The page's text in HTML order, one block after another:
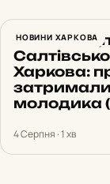
НОВИНИ ХАРКОВА
Нічний
Харкова:
затримали
молодика
4 Серпня · 1 хв